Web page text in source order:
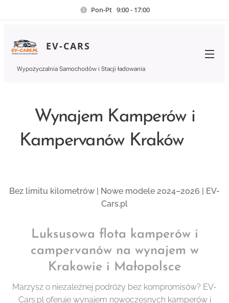
Pon-Pt 9:00 - 17:00
EV-CARS
Wypożyczalnia Samochodów i Stacji ładowania
Wynajem Kamperów i
Kampervanów Kraków 🚐
Bez limitu kilometrów | Nowe modele 2024–2026 | EV-
Cars.pl
Luksusowa flota kamperów i
campervanów na wynajem w
Krakowie i Małopolsce
Marzysz o niezależnej podróży bez kompromisów? EV-
Cars.pl oferuje wynajem nowoczesnych kamperów i